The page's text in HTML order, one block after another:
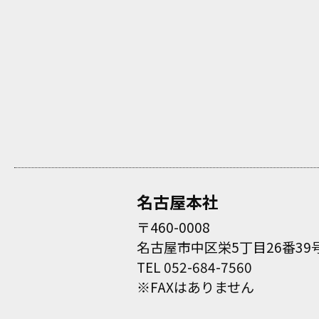
名古屋本社
〒460-0008
名古屋市中区栄5丁目26番39
TEL 052-684-7560
※FAXはありません